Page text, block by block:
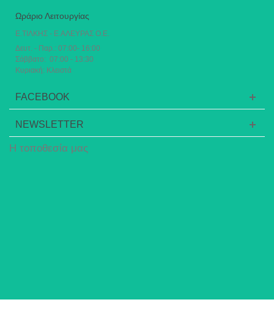
Ωράριο Λειτουργίας
Ε.ΤΙΛΚΗΣ - Ε.ΑΛΕΥΡΑΣ Ο.Ε.
Δευτ. - Παρ.: 07:00- 16:00
Σάββατο: 07:00 - 13:30
Κυριακή: Κλειστά
FACEBOOK
NEWSLETTER
Η τοποθεσία μας